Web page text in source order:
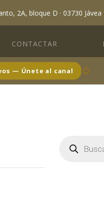
2A, bloque D · 03730 Jávea
CONTACTAR
— Únete al canal
Búsqueda